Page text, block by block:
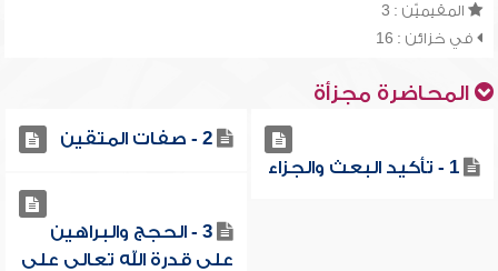
المقيميّن : 3
في خزائن : 16
المحاضرة مجزأة
1 - تأكيد البعث والجزاء
2 - صفات المتقين
3 - الحجج والبراهين
على قدرة الله تعالى على